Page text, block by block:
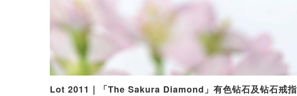
Lot 2011｜「The Sakura Diamond」有色钻石及钻石戒指